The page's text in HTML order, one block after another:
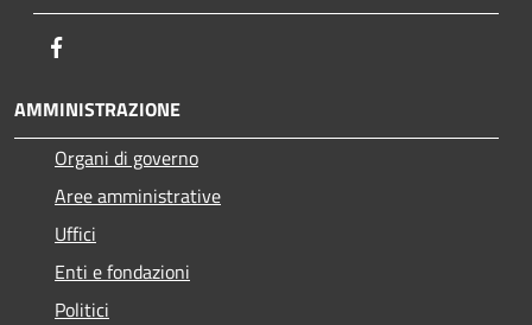
AMMINISTRAZIONE
Organi di governo
Aree amministrative
Uffici
Enti e fondazioni
Politici